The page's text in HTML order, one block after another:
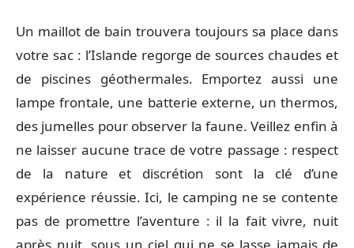
Un maillot de bain trouvera toujours sa place dans
votre sac : l’Islande regorge de sources chaudes et
de piscines géothermales. Emportez aussi une
lampe frontale, une batterie externe, un thermos,
des jumelles pour observer la faune. Veillez enfin à
ne laisser aucune trace de votre passage : respect
de la nature et discrétion sont la clé d’une
expérience réussie. Ici, le camping ne se contente
pas de promettre l’aventure : il la fait vivre, nuit
après nuit, sous un ciel qui ne se lasse jamais de